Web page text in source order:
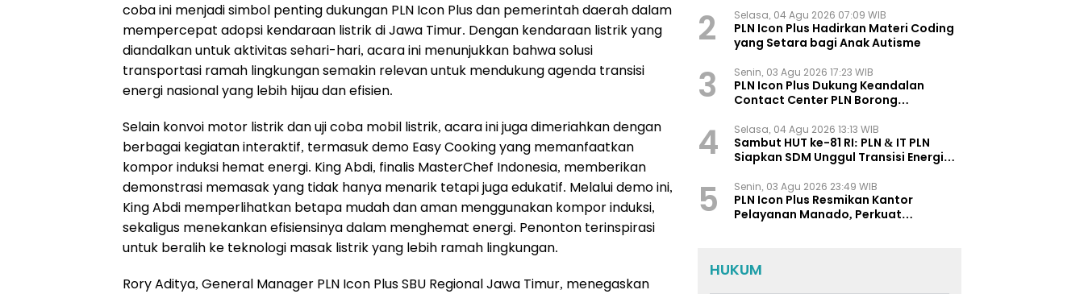
coba ini menjadi simbol penting dukungan PLN Icon Plus dan pemerintah daerah dalam
mempercepat adopsi kendaraan listrik di Jawa Timur. Dengan kendaraan listrik yang
diandalkan untuk aktivitas sehari-hari, acara ini menunjukkan bahwa solusi
transportasi ramah lingkungan semakin relevan untuk mendukung agenda transisi
energi nasional yang lebih hijau dan efisien.
Selain konvoi motor listrik dan uji coba mobil listrik, acara ini juga dimeriahkan dengan
berbagai kegiatan interaktif, termasuk demo Easy Cooking yang memanfaatkan
kompor induksi hemat energi. King Abdi, finalis MasterChef Indonesia, memberikan
demonstrasi memasak yang tidak hanya menarik tetapi juga edukatif. Melalui demo ini,
King Abdi memperlihatkan betapa mudah dan aman menggunakan kompor induksi,
sekaligus menekankan efisiensinya dalam menghemat energi. Penonton terinspirasi
untuk beralih ke teknologi masak listrik yang lebih ramah lingkungan.
Rory Aditya, General Manager PLN Icon Plus SBU Regional Jawa Timur, menegaskan
2 Selasa, 04 Agu 2026 07:09 WIB
PLN Icon Plus Hadirkan Materi Coding
yang Setara bagi Anak Autisme
3 Senin, 03 Agu 2026 17:23 WIB
PLN Icon Plus Dukung Keandalan
Contact Center PLN Borong
4 Selasa, 04 Agu 2026 13:13 WIB
Sambut HUT ke-81 RI: PLN & IT PLN
Siapkan SDM Unggul Transisi Energi
bagi Siswa SMA
5 Senin, 03 Agu 2026 23:49 WIB
PLN Icon Plus Resmikan Kantor
Pelayanan Manado, Perkuat
HUKUM